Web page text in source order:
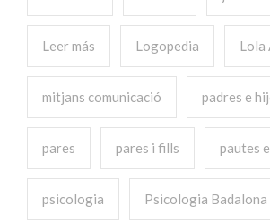
Leer más Logopedia Lola
mitjans comunicació padres e
pares pares i fills pautes
psicologia Psicologia Badalona